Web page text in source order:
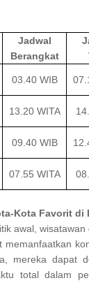
Jadwal
Berangkat
03.40 WIB
13.20 WITA
09.40 WIB
07.55 WITA
Kota Favorit di
awal,
mereka dapat
total dalam